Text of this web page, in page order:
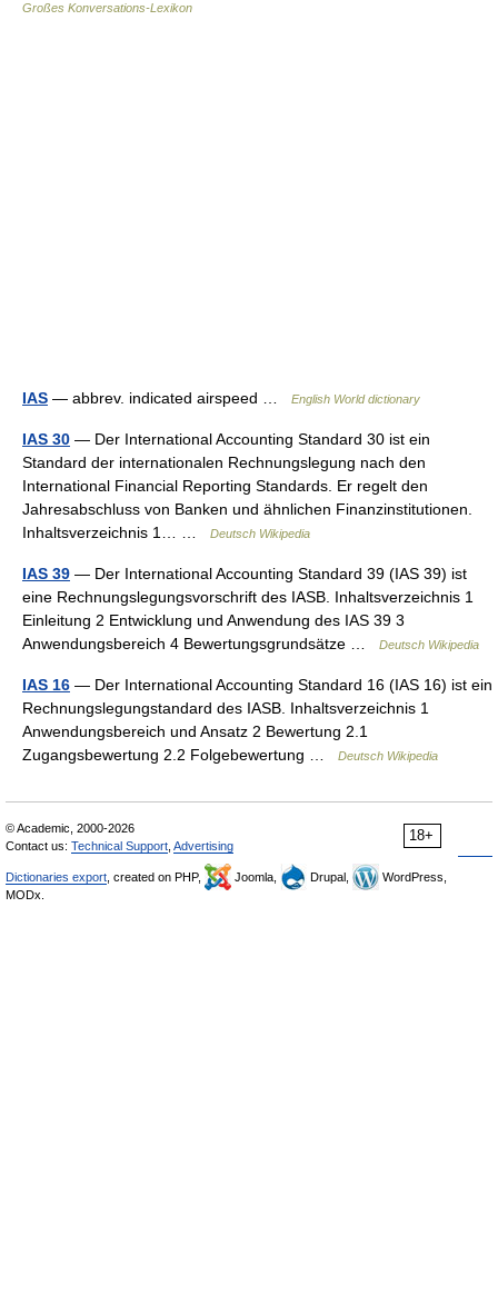
Großes Konversations-Lexikon
IAS — abbrev. indicated airspeed … English World dictionary
IAS 30 — Der International Accounting Standard 30 ist ein
Standard der internationalen Rechnungslegung nach den
International Financial Reporting Standards. Er regelt den
Jahresabschluss von Banken und ähnlichen Finanzinstitutionen.
Inhaltsverzeichnis 1… …
Deutsch Wikipedia
IAS 39 — Der International Accounting Standard 39 (IAS 39) ist
eine Rechnungslegungsvorschrift des IASB. Inhaltsverzeichnis 1
Einleitung 2 Entwicklung und Anwendung des IAS 39 3
Anwendungsbereich 4 Bewertungsgrundsätze …
Deutsch Wikipedia
IAS 16 — Der International Accounting Standard 16 (IAS 16) ist ein
Rechnungslegungstandard des IASB. Inhaltsverzeichnis 1
Anwendungsbereich und Ansatz 2 Bewertung 2.1
Zugangsbewertung 2.2 Folgebewertung …
Deutsch Wikipedia
18+
© Academic, 2000-2026
Contact us: Technical Support Advertising
Dictionaries export , created on PHP, Joomla, Drupal,
WordPress,
MODx.